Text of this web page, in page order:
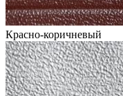
Красно-коричневый